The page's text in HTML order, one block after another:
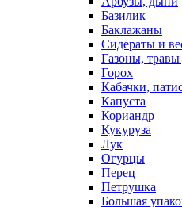
Базилик
Баклажаны
Сидераты и
Газоны,
Горох
Кабачки,
Капуста
Кориандр
Кукуруза
Лук
Огурцы
Перец
Петрушка
Большая